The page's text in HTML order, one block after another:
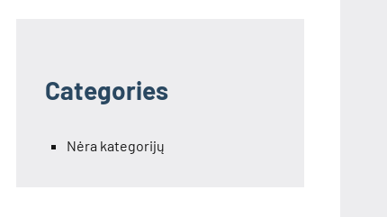
Categories
Nėra kategorijų